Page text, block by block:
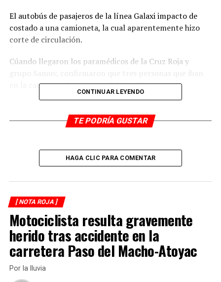
El autobús de pasajeros de la línea Galaxi impacto de
costado a una camioneta, la cual aparentemente hizo
corte de circulación.
Cúando llegaron los paramédicos de la Cruz Roja y
en la camioneta habían perdido la vida.
fue enviada hacia un hospital.
Semefo para la necropsia de ley.
De Cosolapa los muertos en accidente
ANTES
Encobijado en Río Blanco
CONTINUAR LEYENDO
TE PODRÍA GUSTAR
HAGA CLIC PARA COMENTAR
[ NOTA ROJA ]
Motociclista resulta gravemente
herido tras accidente en la
carretera Paso del Macho-Atoyac
Por la lluvia